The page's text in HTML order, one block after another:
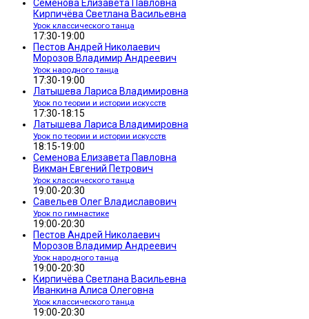
Семенова Елизавета Павловна
Кирпичёва Светлана Васильевна
Урок классического танца
17:30-19:00
Пестов Андрей Николаевич
Морозов Владимир Андреевич
Урок народного танца
17:30-19:00
Латышева Лариса Владимировна
Урок по теории и истории искусств
17:30-18:15
Латышева Лариса Владимировна
Урок по теории и истории искусств
18:15-19:00
Семенова Елизавета Павловна
Викман Евгений Петрович
Урок классического танца
19:00-20:30
Савельев Олег Владиславович
Урок по гимнастике
19:00-20:30
Пестов Андрей Николаевич
Морозов Владимир Андреевич
Урок народного танца
19:00-20:30
Кирпичёва Светлана Васильевна
Иванкина Алиса Олеговна
Урок классического танца
19:00-20:30